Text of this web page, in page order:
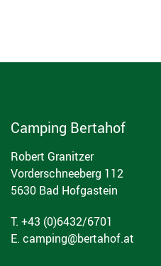
Camping Bertahof
Robert Granitzer
Vorderschneeberg 112
5630 Bad Hofgastein
T. +43 (0)6432/6701
E. camping@bertahof.at